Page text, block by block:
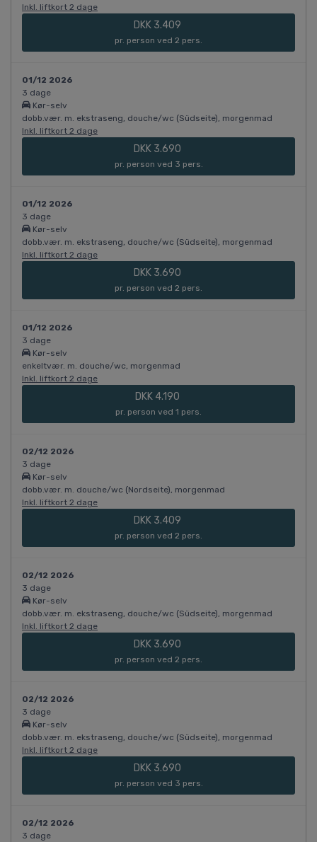
Inkl. liftkort 2 dage
DKK 3.409
pr. person ved 2 pers.
01/12 2026
3 dage
Kør-selv
dobb.vær. m. ekstraseng, douche/wc (Südseite), morgenmad
Inkl. liftkort 2 dage
DKK 3.690
pr. person ved 3 pers.
01/12 2026
3 dage
Kør-selv
dobb.vær. m. ekstraseng, douche/wc (Südseite), morgenmad
Inkl. liftkort 2 dage
DKK 3.690
pr. person ved 2 pers.
01/12 2026
3 dage
Kør-selv
enkeltvær. m. douche/wc, morgenmad
Inkl. liftkort 2 dage
DKK 4.190
pr. person ved 1 pers.
02/12 2026
3 dage
Kør-selv
dobb.vær. m. douche/wc (Nordseite), morgenmad
Inkl. liftkort 2 dage
DKK 3.409
pr. person ved 2 pers.
02/12 2026
3 dage
Kør-selv
dobb.vær. m. ekstraseng, douche/wc (Südseite), morgenmad
Inkl. liftkort 2 dage
DKK 3.690
pr. person ved 2 pers.
02/12 2026
3 dage
Kør-selv
dobb.vær. m. ekstraseng, douche/wc (Südseite), morgenmad
Inkl. liftkort 2 dage
DKK 3.690
pr. person ved 3 pers.
02/12 2026
3 dage